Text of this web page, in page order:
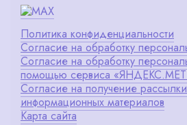
Политика конфиденциальности
Согласие на обработку
Согласие на обработку
помощью сервиса
Согласие на получение
информационных материалов
Карта сайта